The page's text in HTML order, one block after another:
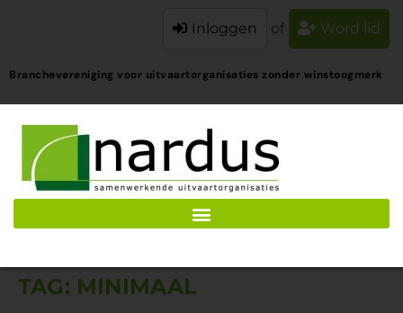
Branchevereniging voor uitvaartorganisaties zonder winstoogmerk
Inloggen of Word lid
TAG: MINIMAAL